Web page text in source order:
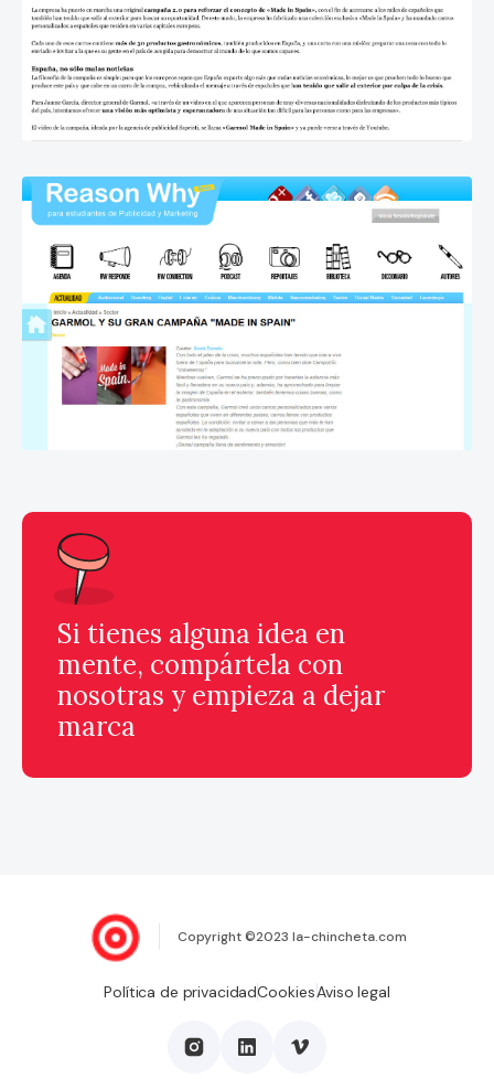
Si tienes alguna idea en
mente, compártela con
nosotras y empieza a dejar
marca
Copyright ©2023 la-chincheta.com
Política de privacidadCookiesAviso legal